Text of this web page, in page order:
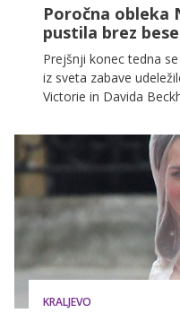
Poročna obleka
pustila brez
Prejšnji konec tedna
iz sveta zabave
Victorie in Davida
javnost pricurljale
zadolžen kar britanski
KRALJEVO